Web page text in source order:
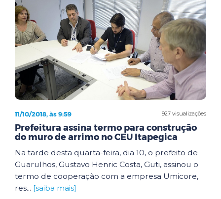
927 visualizações
11/10/2018, às 9:59
Prefeitura assina termo para construção
do muro de arrimo no CEU Itapegica
Na tarde desta quarta-feira, dia 10, o prefeito de
Guarulhos, Gustavo Henric Costa, Guti, assinou o
termo de cooperação com a empresa Umicore,
res... [saiba mais]